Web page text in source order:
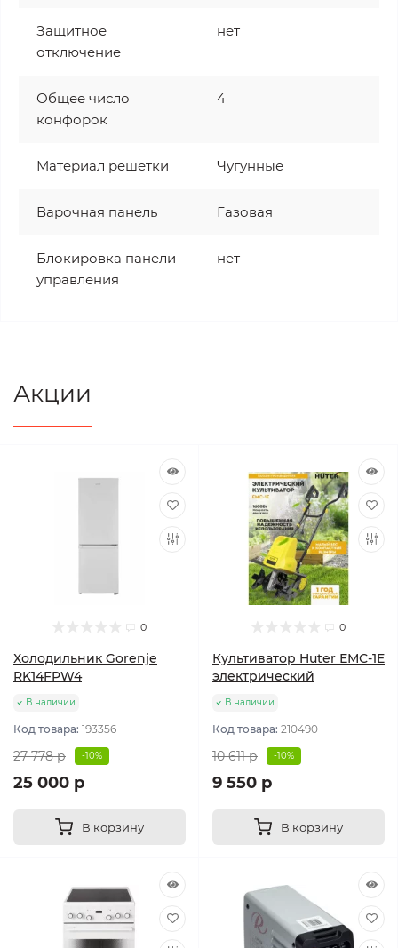
Защитное
отключение
нет
Общее число
конфорок
4
Материал решетки Чугунные
Варочная панель Газовая
Блокировка панели
управления
нет
Акции
0
Холодильник Gorenje
RK14FPW4
В наличии
Код товара: 193356
27 778 р -10%
25 000 р
В корзину
0
Культиватор Huter ЕМС-1E
электрический
В наличии
Код товара: 210490
10 611 р -10%
9 550 р
В корзину